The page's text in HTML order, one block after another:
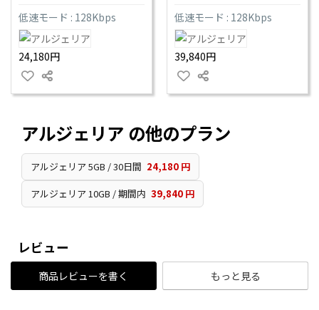
低速モード : 128Kbps
24,180円
低速モード : 128Kbps
39,840円
アルジェリア の他のプラン
アルジェリア 5GB / 30日間 24,180 円
アルジェリア 10GB / 期間内 39,840 円
レビュー
商品レビューを書く もっと見る